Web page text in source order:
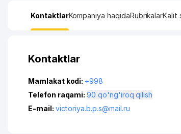
KontaktlarKompaniya haqidaRubrikalarKalit
Kontaktlar
Mamlakat kodi: +998
Telefon raqami:
90 qo'ng'iroq qilish
E-mail: victoriya.b.p.s@mail.ru